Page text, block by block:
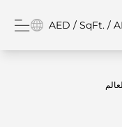
AED / SqFt. /